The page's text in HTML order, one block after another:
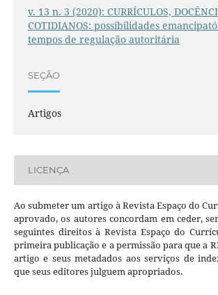
v. 13 n. 3 (2020): CURRÍCULOS,
COTIDIANOS: possibilidades
tempos de regulação autoritária
SEÇÃO
Artigos
LICENÇA
Ao submeter um artigo à Revista Espaço do
aprovado, os autores concordam em ceder,
seguintes direitos à Revista Espaço do
primeira publicação e a permissão para que a
artigo e seus metadados aos serviços de
que seus editores julguem apropriados.